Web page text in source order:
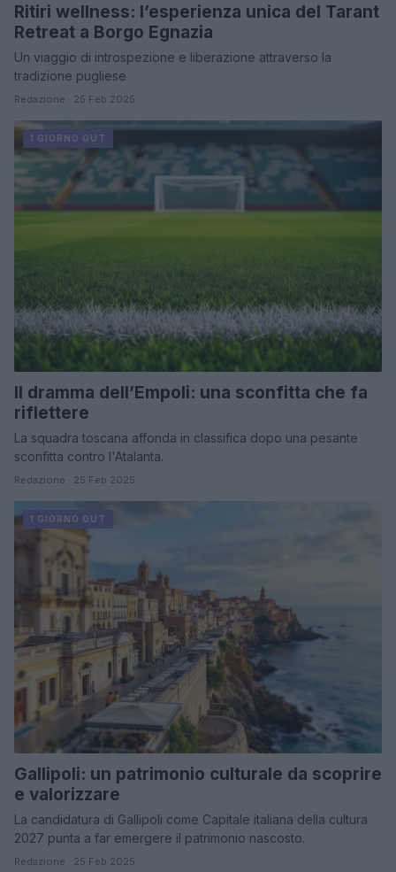
Ritiri wellness: l’esperienza unica del Tarant
Retreat a Borgo Egnazia
Un viaggio di introspezione e liberazione attraverso la
tradizione pugliese
Redazione · 25 Feb 2025
1 GIORNO OUT
Il dramma dell’Empoli: una sconfitta che fa
riflettere
La squadra toscana affonda in classifica dopo una pesante
sconfitta contro l'Atalanta.
Redazione · 25 Feb 2025
1 GIORNO OUT
Gallipoli: un patrimonio culturale da scoprire
e valorizzare
La candidatura di Gallipoli come Capitale italiana della cultura
2027 punta a far emergere il patrimonio nascosto.
Redazione · 25 Feb 2025